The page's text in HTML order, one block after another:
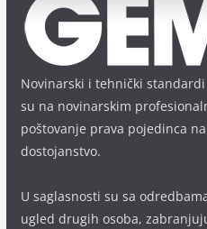
Novinarski i tehnički
su na novinarskim
poštovanje prava pojedinca
dostojanstvo.
U saglasnosti su sa
ugled drugih osoba,